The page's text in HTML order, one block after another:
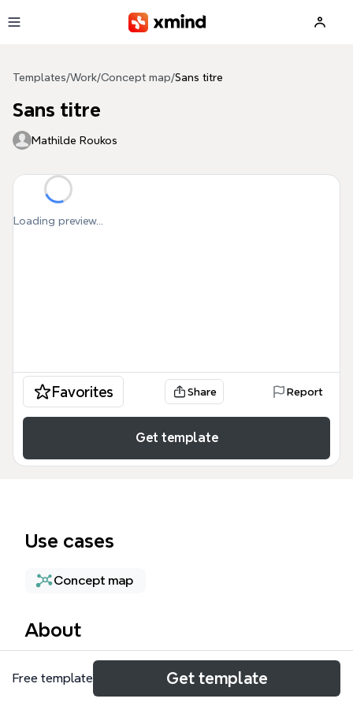
Templates/Work/Concept map/Sans titre
Sans titre
Mathilde Roukos
Loading preview...
Favorites Share Report
Get template
Use cases
Concept map
About
Ce modèle de Carte mentale Sujet central est un
outil de structuration universel utilisé par les
Free template Get template